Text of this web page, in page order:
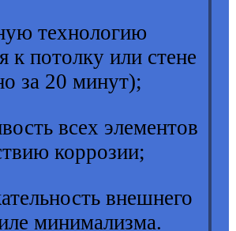
технологию
к потолку или стене
за 20 минут);
всех элементов
коррозии;
внешнего
минимализма.